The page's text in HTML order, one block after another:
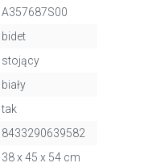
A357687S00
bidet
stojący
biały
tak
8433290639582
38 x 45 x 54 cm